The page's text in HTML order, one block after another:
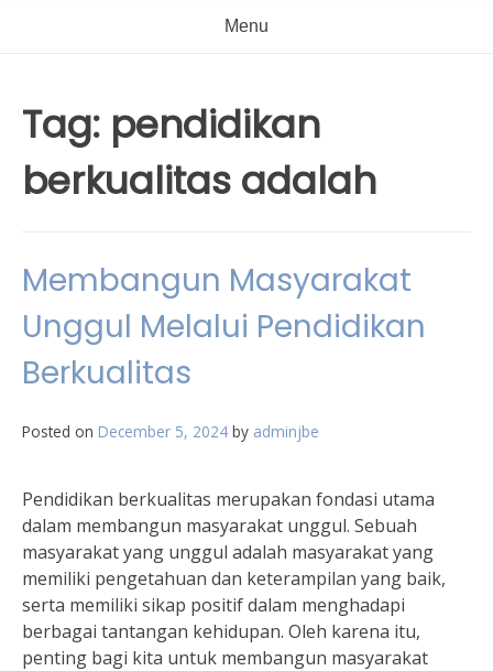
Menu
Tag: pendidikan
berkualitas adalah
Membangun Masyarakat
Unggul Melalui Pendidikan
Berkualitas
Posted on December 5, 2024 by adminjbe
Pendidikan berkualitas merupakan fondasi utama
dalam membangun masyarakat unggul. Sebuah
masyarakat yang unggul adalah masyarakat yang
memiliki pengetahuan dan keterampilan yang baik,
serta memiliki sikap positif dalam menghadapi
berbagai tantangan kehidupan. Oleh karena itu,
penting bagi kita untuk membangun masyarakat